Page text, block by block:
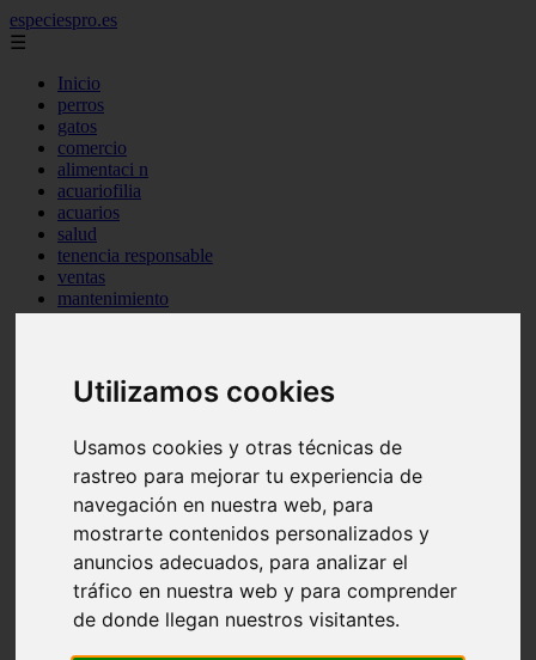
Utilizamos cookies
Usamos cookies y otras técnicas de
rastreo para mejorar tu experiencia de
navegación en nuestra web, para
mostrarte contenidos personalizados y
anuncios adecuados, para analizar el
tráfico en nuestra web y para comprender
de donde llegan nuestros visitantes.
especiespro.es
☰
Inicio
perros
gatos
comercio
alimentaci n
acuariofilia
acuarios
salud
tenencia responsable
ventas
mantenimiento
aves
peque os mam feros
verano
peluquer a
accesorios
peluquer a canina
complementos
consejos
comportamiento
protagonistas
reptiles
abandono